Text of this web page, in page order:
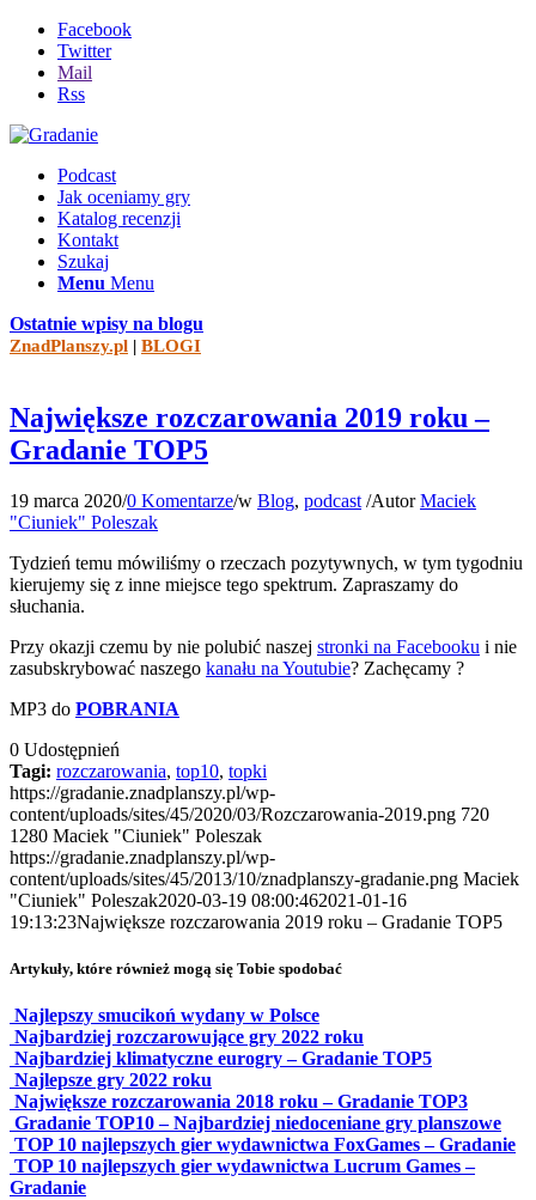
Facebook
Twitter
Mail
Rss
Podcast
Jak oceniamy gry
Katalog recenzji
Kontakt
Szukaj
Menu Menu
Ostatnie wpisy na blogu
ZnadPlanszy.pl | BLOGI
Największe rozczarowania 2019 roku –
Gradanie TOP5
19 marca 2020/0 Komentarze/w Blog, podcast /AutorMaciek
"Ciuniek" Poleszak
Tydzień temu mówiliśmy o rzeczach pozytywnych, w tym tygodniu
kierujemy się z inne miejsce tego spektrum. Zapraszamy do
słuchania.
Przy okazji czemu by nie polubić naszej stronki na Facebooku i nie
zasubskrybować naszego kanału na Youtubie? Zachęcamy ?
MP3 do POBRANIA
0 Udostępnień
Tagi: rozczarowania, top10, topki
https://gradanie.znadplanszy.pl/wp-
content/uploads/sites/45/2020/03/Rozczarowania-2019.png 720
1280 Maciek "Ciuniek" Poleszak
https://gradanie.znadplanszy.pl/wp-
content/uploads/sites/45/2013/10/znadplanszy-gradanie.png Maciek
"Ciuniek" Poleszak2020-03-19 08:00:462021-01-16
19:13:23Największe rozczarowania 2019 roku – Gradanie TOP5
Artykuły, które również mogą się Tobie spodobać
Najlepszy smucikoń wydany w Polsce
Najbardziej rozczarowujące gry 2022 roku
Najbardziej klimatyczne eurogry – Gradanie TOP5
Najlepsze gry 2022 roku
Największe rozczarowania 2018 roku – Gradanie TOP3
Gradanie TOP10 – Najbardziej niedoceniane gry planszowe
TOP 10 najlepszych gier wydawnictwa FoxGames – Gradanie
TOP 10 najlepszych gier wydawnictwa Lucrum Games –
Gradanie